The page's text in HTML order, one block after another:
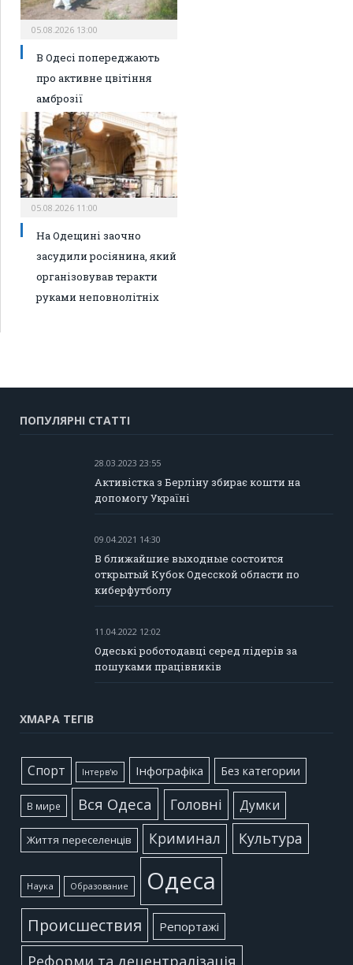
05.08.2026 13:00
В Одесі попереджають
про активне цвітіння
амброзії
05.08.2026 11:00
На Одещині заочно
засудили росіянина, який
організовував теракти
руками неповнолітніх
ПОПУЛЯРНІ СТАТТІ
28.03.2023 23:55
Активістка з Берліну збирає кошти на
допомогу Україні
09.04.2021 14:30
В ближайшие выходные состоится
открытый Кубок Одесской области по
киберфутболу
11.04.2022 12:02
Одеські роботодавці серед лідерів за
пошуками працівників
ХМАРА ТЕГІВ
Cпорт Інтерв'ю Інфографіка Без категории
В мире Вся Одеса Головні Думки
Життя переселенців Криминал Культура
Наука Образование Одеса
Происшествия Репортажі
Реформи та децентралізація